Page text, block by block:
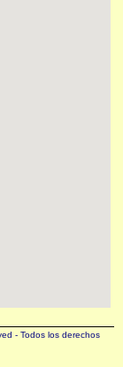
- Todos los derechos